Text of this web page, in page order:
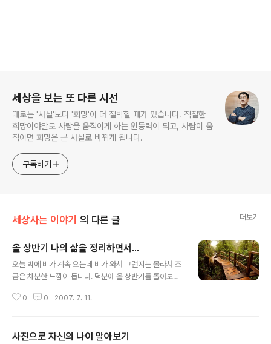
세상을 보는 또 다른 시선
때로는 '사실'보다 '희망'이 더 절박할 때가 있습니다. 적절한
희망이야말로 사람을 움직이게 하는 원동력이 되고, 사람이 움
직이면 희망은 곧 사실로 바뀌게 됩니다.
구독하기
세상사는 이야기 의 다른 글 더보기
올 상반기 나의 삶을 정리하면서...
오늘 밖에 비가 계속 오는데 비가 와서 그런지는 몰라서 조
금은 차분한 느낌이 듭니다. 덕분에 올 상반기를 돌아보고
수 있어서 좋았습니다. 제가 세운 올해의 목표가 뭐 그리 대
화 3. 어학능력 증대(영어, 중국어) 4. 매주 1권 이상 책읽
0 0 2007. 7. 11.
사진으로 자신의 나이 알아보기